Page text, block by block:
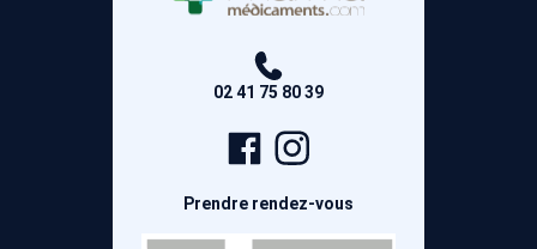
02 41 75 80 39
Page
Facebook
Prendre rendez-vous